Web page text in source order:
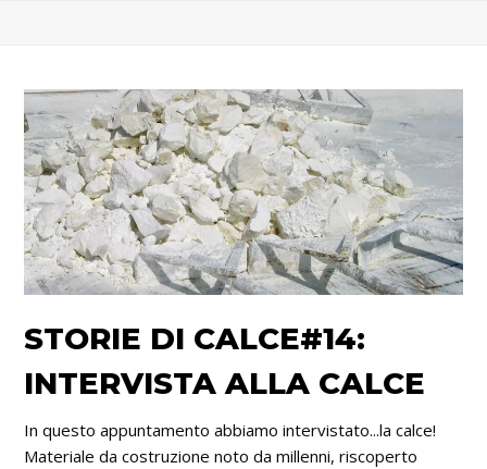
STORIE DI CALCE#14:
INTERVISTA ALLA CALCE
In questo appuntamento abbiamo intervistato...la calce!
Materiale da costruzione noto da millenni, riscoperto